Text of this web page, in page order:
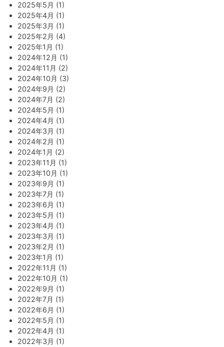
2025年5月 (1)
2025年4月 (1)
2025年3月 (1)
2025年2月 (4)
2025年1月 (1)
2024年12月 (1)
2024年11月 (2)
2024年10月 (3)
2024年9月 (2)
2024年7月 (2)
2024年5月 (1)
2024年4月 (1)
2024年3月 (1)
2024年2月 (1)
2024年1月 (2)
2023年11月 (1)
2023年10月 (1)
2023年9月 (1)
2023年7月 (1)
2023年6月 (1)
2023年5月 (1)
2023年4月 (1)
2023年3月 (1)
2023年2月 (1)
2023年1月 (1)
2022年11月 (1)
2022年10月 (1)
2022年9月 (1)
2022年7月 (1)
2022年6月 (1)
2022年5月 (1)
2022年4月 (1)
2022年3月 (1)